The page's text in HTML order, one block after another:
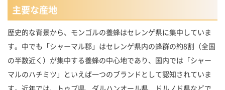
主要な産地
歴史的な背景から、モンゴルの養蜂はセレンゲ県に集中していま
す。中でも「シャーマル郡」はセレンゲ県内の蜂群の約8割（全国
の半数近く）が集中する養蜂の中心地であり、国内では「シャー
マルのハチミツ」といえば一つのブランドとして認知されていま